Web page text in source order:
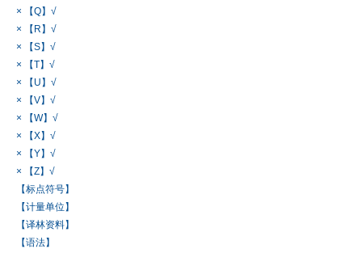
× 【Q】√
× 【R】√
× 【S】√
× 【T】√
× 【U】√
× 【V】√
× 【W】√
× 【X】√
× 【Y】√
× 【Z】√
【标点符号】
【计量单位】
【译林资料】
【语法】